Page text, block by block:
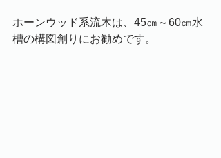
ホーンウッド系流木は、45㎝～60㎝水
槽の構図創りにお勧めです。